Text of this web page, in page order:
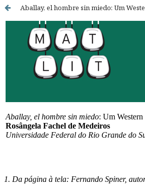
Aballay, el hombre sin miedo: Um